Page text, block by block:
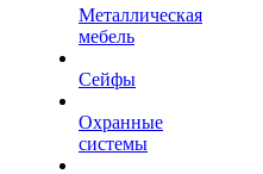
Металлическая
мебель
Сейфы
Охранные
системы